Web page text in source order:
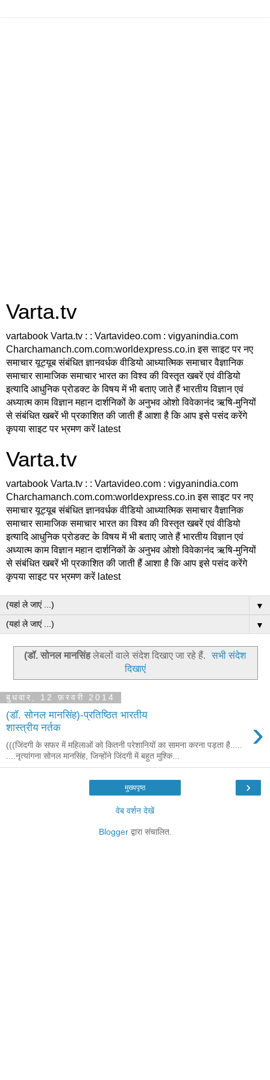
Varta.tv
vartabook Varta.tv : : Vartavideo.com : vigyanindia.com
Charchamanch.com.com:worldexpress.co.in इस साइट पर नए
समाचार यूट्यूब संबंधित ज्ञानवर्धक वीडियो आध्यात्मिक समाचार वैज्ञानिक
समाचार सामाजिक समाचार भारत का विश्व की विस्तृत खबरें एवं वीडियो
इत्यादि आधुनिक प्रोडक्ट के विषय में भी बताए जाते हैं भारतीय विज्ञान एवं
अध्यात्म काम विज्ञान महान दार्शनिकों के अनुभव ओशो विवेकानंद ऋषि-मुनियों
से संबंधित खबरें भी प्रकाशित की जाती हैं आशा है कि आप इसे पसंद करेंगे
कृपया साइट पर भ्रमण करें latest
Varta.tv
vartabook Varta.tv : : Vartavideo.com : vigyanindia.com
Charchamanch.com.com:worldexpress.co.in इस साइट पर नए
समाचार यूट्यूब संबंधित ज्ञानवर्धक वीडियो आध्यात्मिक समाचार वैज्ञानिक
समाचार सामाजिक समाचार भारत का विश्व की विस्तृत खबरें एवं वीडियो
इत्यादि आधुनिक प्रोडक्ट के विषय में भी बताए जाते हैं भारतीय विज्ञान एवं
अध्यात्म काम विज्ञान महान दार्शनिकों के अनुभव ओशो विवेकानंद ऋषि-मुनियों
से संबंधित खबरें भी प्रकाशित की जाती हैं आशा है कि आप इसे पसंद करेंगे
कृपया साइट पर भ्रमण करें latest
▼
▼
(डॉ. सोनल मानसिंहलेबलों वाले संदेश दिखाए जा रहे हैं.
सभी संदेश
दिखाएं
बुधवार, 12 फ़रवरी 2014
(डॉ. सोनल मानसिंह)-प्रतिष्ठित भारतीय
शास्त्रीय नर्तक
›
(((जिंदगी के सफर में महिलाओं को कितनी परेशानियों का सामना करना पड़ता है.....
....नृत्यांगना सोनल मानसिंह, जिन्होंने जिंदगी में बहुत मुश्कि...
›
मुख्यपृष्ठ
वेब वर्शन देखें
Bloggerद्वारा संचालित.